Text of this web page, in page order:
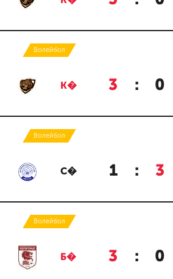
Волейбол
К� 3 : 0
Волейбол
С� 1 : 3
Волейбол
Б� 3 : 0